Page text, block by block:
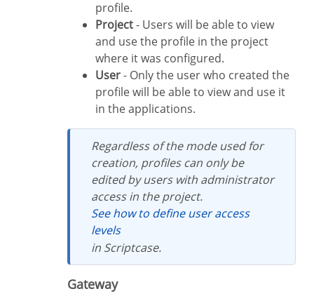
profile.
Project- Users will be able to view
and use the profile in the project
where it was configured.
User- Only the user who created the
profile will be able to view and use it
in the applications.
Regardless of the mode used for
creation, profiles can only be
edited by users with administrator
access in the project.
See how to define user access
levels
in Scriptcase.
Gateway